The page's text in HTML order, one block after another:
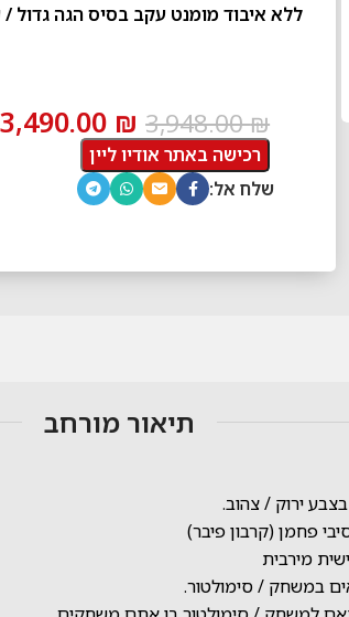
ללא איבוד מומנט עקב בסיס הגה גדול
3,948.00₪
3,490.00 ₪
רכישה באתר אודיו ליין
שלח אל:
תיאור מורחב
ירוק / צהוב.
פחמן (קרבון פיבר)
מירבית